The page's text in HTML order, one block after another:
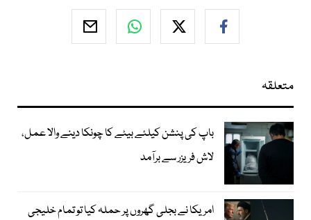
متعلقہ
باپ کی پنشن کیلئے بیٹے کا چونکا دینے والا عمل،
لاش فریزر سے برآمد
امریکا نے بجلی گھروں پر حملہ کیا تو تمام خلیجی